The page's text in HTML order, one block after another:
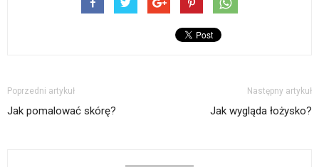
Poprzedni artykuł
Jak pomalować skórę?
Następny artykuł
Jak wygląda łożysko?